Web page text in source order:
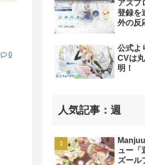
0
反応】
アズプ
登録を
外の反
公式よ
CVは
明！
人気記事：週
ュー「
ズール